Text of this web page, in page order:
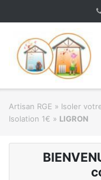
Artisan RGE » Isoler
Isolation 1€ » LIGRON